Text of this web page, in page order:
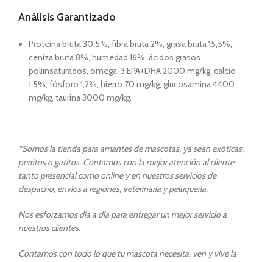
Análisis Garantizado
Proteína bruta 30,5%, fibra bruta 2%, grasa bruta 15,5%,
ceniza bruta 8%, humedad 16%, ácidos grasos
poliinsaturados, omega-3 EPA+DHA 2000 mg/kg, calcio
1,5%, fósforo 1,2%, hierro 70 mg/kg, glucosamina 4400
mg/kg, taurina 3000 mg/kg.
“Somos la tienda para amantes de mascotas, ya sean exóticas,
perritos o gatitos. Contamos con la mejor atención al cliente
tanto presencial como online y en nuestros servicios de
despacho, envíos a regiones, veterinaria y peluquería.
Nos esforzamos día a día para entregar un mejor servicio a
nuestros clientes.
Contamos con todo lo que tu mascota necesita, ven y vive la